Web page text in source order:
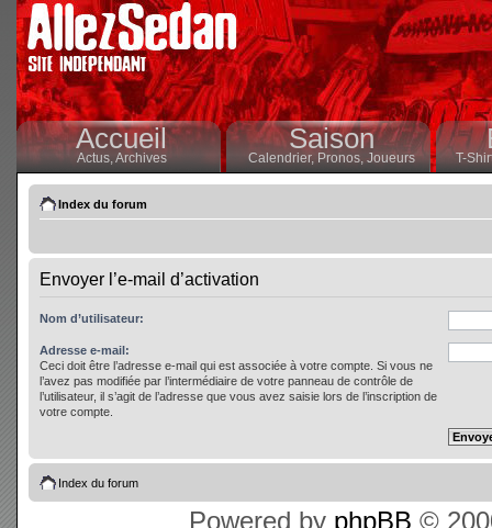
Accueil
Actus,Archives
Saison
Calendrier,Pronos, Joueurs T-
Index du forum
Envoyer l’e-mail d’activation
Nom d’utilisateur:
Adresse e-mail:
Ceci doit être l’adresse e-mail qui est associée à votre compte. Si vous ne
l’avez pas modifiée par l’intermédiaire de votre panneau de contrôle de
l’utilisateur, il s’agit de l’adresse que vous avez saisie lors de l’inscription de
votre compte.
Index du forum
Powered by phpBB ©